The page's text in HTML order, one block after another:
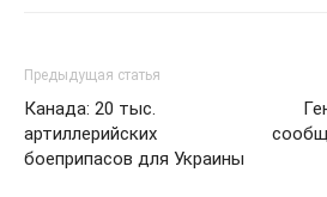
Предыдущая статья
Канада: 20 тыс.
артиллерийских
боеприпасов для Украины